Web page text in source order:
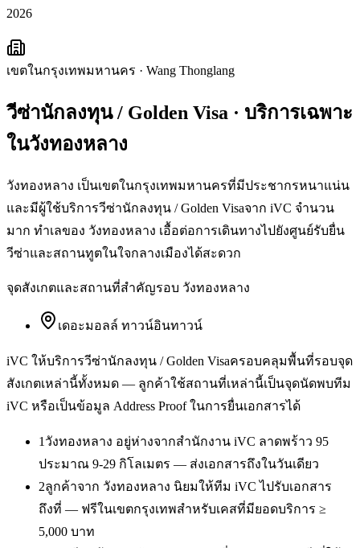
2026
เขตในกรุงเทพมหานคร · Wang Thonglang
วีซ่านักลงทุน / Golden Visa · บริการเฉพาะ
ในวังทองหลาง
วังทองหลาง เป็นเขตในกรุงเทพมหานครที่มีประชากรหนาแน่น
และมีผู้ใช้บริการวีซ่านักลงทุน / Golden Visaจาก iVC จำนวน
มาก ทำเลของ วังทองหลาง เอื้อต่อการเดินทางไปยังศูนย์รับยื่น
วีซ่าและสถานทูตในใจกลางเมืองได้สะดวก
จุดสังเกตและสถานที่สำคัญรอบ วังทองหลาง
เดอะมอลล์ ทาวน์อินทาวน์
iVC ให้บริการวีซ่านักลงทุน / Golden Visaครอบคลุมพื้นที่รอบจุด
สังเกตเหล่านี้ทั้งหมด — ลูกค้าใช้สถานที่เหล่านี้เป็นจุดนัดพบทีม
iVC หรือเป็นข้อมูล Address Proof ในการยื่นเอกสารได้
1วังทองหลาง อยู่ห่างจากสำนักงาน iVC ลาดพร้าว 95
ประมาณ 9-29 กิโลเมตร — ส่งเอกสารถึงในวันเดียว
2ลูกค้าจาก วังทองหลาง นิยมให้ทีม iVC ไปรับเอกสาร
ถึงที่ — ฟรีในเขตกรุงเทพสำหรับเคสที่มียอดบริการ ≥
5,000 บาท